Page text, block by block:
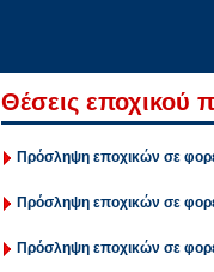
Θέσεις εποχικού
Πρόσληψη εποχικών σε
Πρόσληψη εποχικών σε
Πρόσληψη εποχικών σε